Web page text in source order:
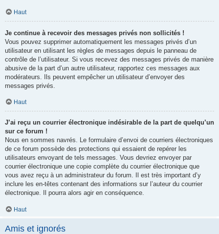
Haut
Je continue à recevoir des messages privés non sollicités !
Vous pouvez supprimer automatiquement les messages privés d’un
utilisateur en utilisant les règles de messages depuis le panneau de
contrôle de l’utilisateur. Si vous recevez des messages privés de manière
abusive de la part d’un autre utilisateur, rapportez ces messages aux
modérateurs. Ils peuvent empêcher un utilisateur d’envoyer des
messages privés.
Haut
J’ai reçu un courrier électronique indésirable de la part de quelqu’un
sur ce forum !
Nous en sommes navrés. Le formulaire d’envoi de courriers électroniques
de ce forum possède des protections qui essaient de repérer les
utilisateurs envoyant de tels messages. Vous devriez envoyer par
courrier électronique une copie complète du courrier électronique que
vous avez reçu à un administrateur du forum. Il est très important d’y
inclure les en-têtes contenant des informations sur l’auteur du courrier
électronique. Il pourra alors agir en conséquence.
Haut
Amis et ignorés